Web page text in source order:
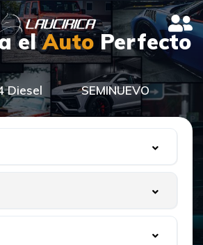
elAutoPerfecto
Diesel SEMINUEVO